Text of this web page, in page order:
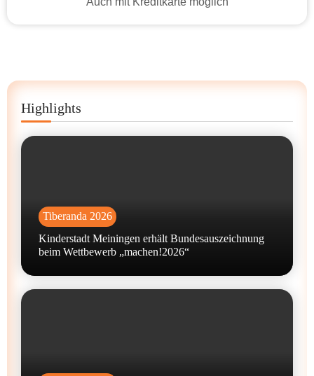
Highlights
Tiberanda 2026
Kinderstadt Meiningen erhält Bundesauszeichnung
beim Wettbewerb „machen!2026“